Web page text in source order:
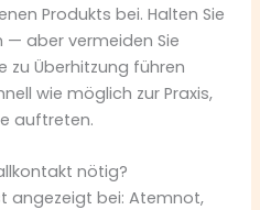
Produkts bei. Halten Sie
— aber vermeiden Sie
zu Überhitzung führen
wie möglich zur Praxis,
auftreten.
nötig?
angezeigt bei: Atemnot,